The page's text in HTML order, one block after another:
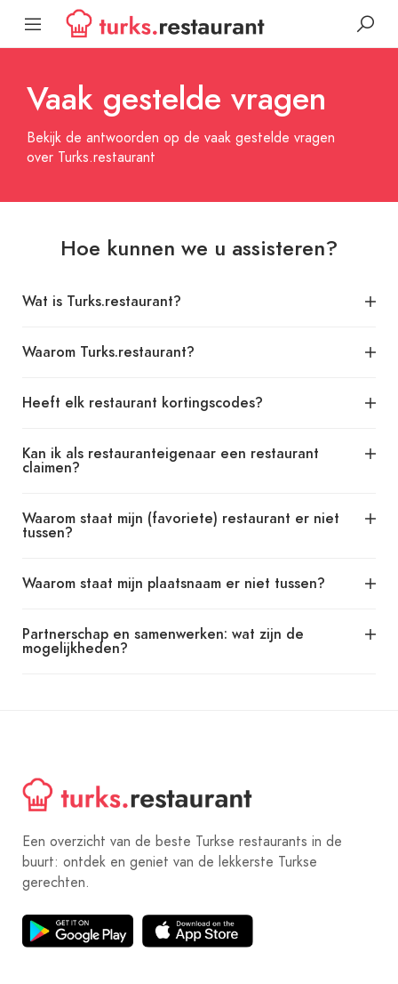
Vaak gestelde vragen
Bekijk de antwoorden op de vaak gestelde vragen
over Turks.restaurant
Hoe kunnen we u assisteren?
Wat is Turks.restaurant?
Waarom Turks.restaurant?
Heeft elk restaurant kortingscodes?
Kan ik als restauranteigenaar een restaurant
claimen?
Waarom staat mijn (favoriete) restaurant er niet
tussen?
Waarom staat mijn plaatsnaam er niet tussen?
Partnerschap en samenwerken: wat zijn de
mogelijkheden?
Een overzicht van de beste Turkse restaurants in de
buurt: ontdek en geniet van de lekkerste Turkse
gerechten.